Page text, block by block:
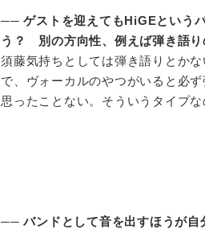
──ゲストを迎えてもHiGEという
う？ 別の方向性、例えば弾き語り
須藤気持ちとしては弾き語りとか
で、ヴォーカルのやつがいると必
思ったことない。そういうタイプな
──バンドとして音を出すほうが自